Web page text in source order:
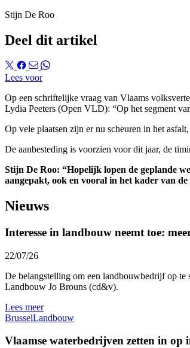
Stijn De Roo
Deel dit artikel
Lees voor
Op een schriftelijke vraag van Vlaams
Lydia Peeters (Open VLD): “Op het segment
Op vele plaatsen zijn er nu scheuren in het
De aanbesteding is voorzien voor dit jaar, de
Stijn De Roo: “Hopelijk lopen de geplande
aangepakt, ook en vooral in het kader van
Nieuws
Interesse in landbouw neemt toe:
22/07/26
De belangstelling om een landbouwbedrijf op
Landbouw Jo Brouns (cd&v).
Lees meer
BrusselLandbouw
Vlaamse waterbedrijven zetten in op